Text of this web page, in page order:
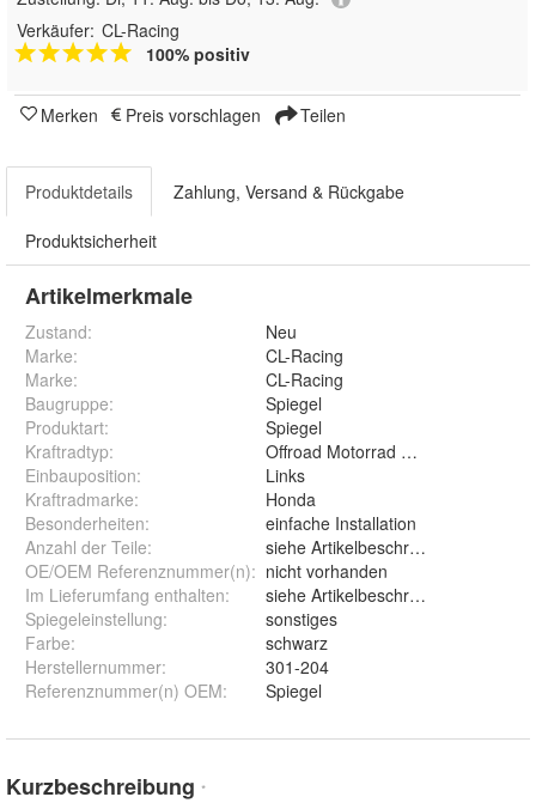
Verkäufer: CL-Racing
100% positiv
Merken Preis vorschlagen Teilen
Produktdetails Zahlung, Versand & Rückgabe
Produktsicherheit
Artikelmerkmale
Zustand:
Neu
Marke:
CL-Racing
Marke:
CL-Racing
Baugruppe:
Spiegel
Produktart:
Spiegel
Kraftradtyp:
Offroad Motorrad Enduro Cross
Einbauposition:
Links
Kraftradmarke:
Honda
Besonderheiten:
einfache Installation
Anzahl der Teile:
siehe Artikelbeschreibung
OE/OEM Referenznummer(n): nicht vorhanden
Im Lieferumfang enthalten:
siehe Artikelbeschreibung
Spiegeleinstellung:
sonstiges
Farbe:
schwarz
Herstellernummer:
301-204
Referenznummer(n) OEM: Spiegel
Kurzbeschreibung *